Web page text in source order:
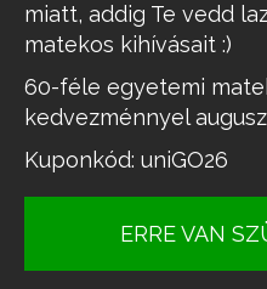
miatt, addig Te vedd
matekos kihívásait :)
60-féle egyetemi
kedvezménnyel
Kuponkód: uniGO26
ERRE VAN
Az